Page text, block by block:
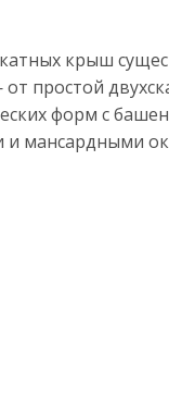
крыш
простой
форм с
и мансардными